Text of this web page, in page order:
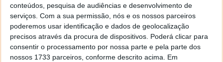
conteúdos, pesquisa de audiências e desenvolvimento de
serviços. Com a sua permissão, nós e os nossos parceiros
poderemos usar identificação e dados de geolocalização
precisos através da procura de dispositivos. Poderá clicar para
consentir o processamento por nossa parte e pela parte dos
nossos 1733 parceiros, conforme descrito acima. Em
Vítor M.
7 de Novembro de 2005 às 01:39
@Reporter
Desculpa mas o link funciona. Seja como for segue por mail
o MSn Messenger 8.
Responder